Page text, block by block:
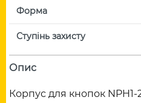
Форма
Ступінь захисту
Опис
Корпус для кнопок